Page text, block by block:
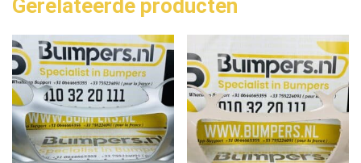
Gerelateerde producten